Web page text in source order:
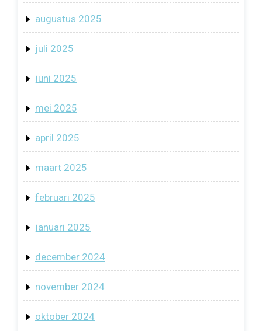
augustus 2025
juli 2025
juni 2025
mei 2025
april 2025
maart 2025
februari 2025
januari 2025
december 2024
november 2024
oktober 2024